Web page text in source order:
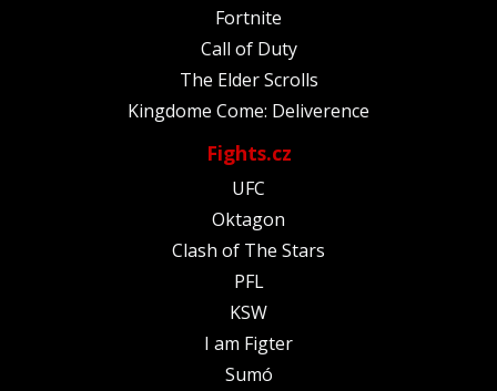
Fortnite
Call of Duty
The Elder Scrolls
Kingdome Come: Deliverence
Fights.cz
UFC
Oktagon
Clash of The Stars
PFL
KSW
I am Figter
Sumó